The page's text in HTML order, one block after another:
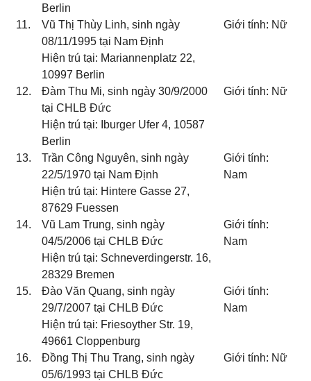
Berlin
11.
Vũ Thị Thùy Linh, sinh ngày
08/11/1995 tại Nam Định
Hiện trú tại: Mariannenplatz 22,
10997 Berlin
Giới tính: Nữ
12.
Đàm Thu Mi, sinh ngày 30/9/2000
tại CHLB Đức
Hiện trú tại: Iburger Ufer 4, 10587
Berlin
Giới tính: Nữ
13.
Trần Công Nguyên, sinh ngày
22/5/1970 tại Nam Định
Hiện trú tại: Hintere Gasse 27,
87629 Fuessen
Giới tính:
Nam
14.
Vũ Lam Trung, sinh ngày
04/5/2006 tại CHLB Đức
Hiện trú tại: Schneverdingerstr. 16,
28329 Bremen
Giới tính:
Nam
15.
Đào Văn Quang, sinh ngày
29/7/2007 tại CHLB Đức
Hiện trú tại: Friesoyther Str. 19,
49661 Cloppenburg
Giới tính:
Nam
16.
Đồng Thị Thu Trang, sinh ngày
05/6/1993 tại CHLB Đức
Giới tính: Nữ